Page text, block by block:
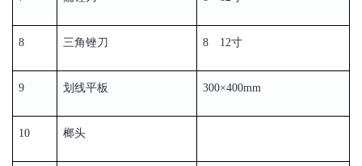
8 三角锉刀 8 12寸
9 划线平板 300×400mm
10 榔头